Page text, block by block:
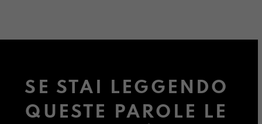
SE STAI LEGGENDO
QUESTE PAROLE LE